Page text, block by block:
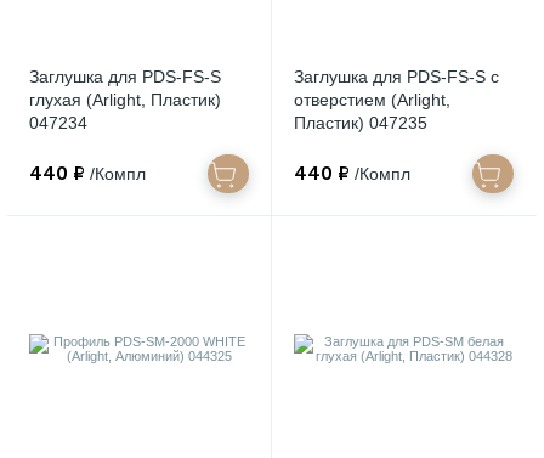
Заглушка для PDS-FS-S
глухая (Arlight, Пластик)
047234
440 ₽ /Компл
Заглушка для PDS-FS-S с
отверстием (Arlight,
Пластик) 047235
440 ₽ /Компл